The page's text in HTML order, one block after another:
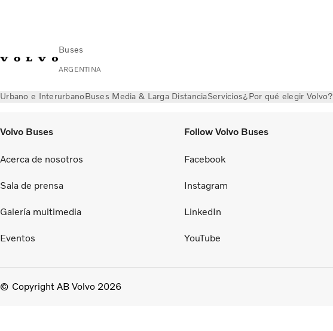
Buses
ARGENTINA
Urbano e InterurbanoBuses Media & Larga DistanciaServicios¿Por qué elegir Volvo?
Volvo Buses
Acerca de nosotros
Sala de prensa
Galería multimedia
Eventos
Follow Volvo Buses
Facebook
Instagram
LinkedIn
YouTube
Copyright AB Volvo 2026